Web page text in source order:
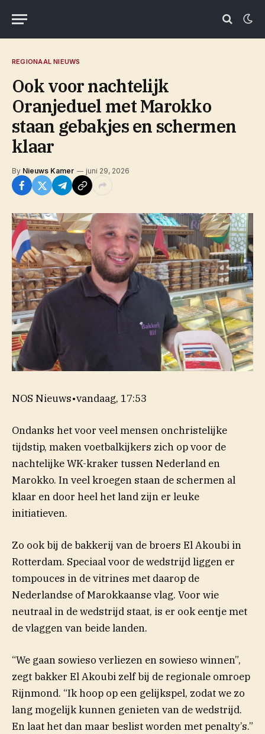
REGIONAAL NIEUWS
Ook voor nachtelijk
Oranjeduel met Marokko
staan gebakjes en schermen
klaar
By Nieuws Kamer juni 29, 2026
NOS Nieuws•vandaag, 17:53
Ondanks het voor veel mensen onchristelijke
tijdstip, maken voetbalkijkers zich op voor de
nachtelijke WK-kraker tussen Nederland en
Marokko. In veel kroegen staan de schermen al
klaar en door heel het land zijn er leuke
initiatieven.
Zo ook bij de bakkerij van de broers El Akoubi in
Rotterdam. Speciaal voor de wedstrijd liggen er
tompouces in de vitrines met daarop de
Nederlandse of Marokkaanse vlag. Voor wie
neutraal in de wedstrijd staat, is er ook eentje met
de vlaggen van beide landen.
“We gaan sowieso verliezen en sowieso winnen”,
zegt bakker El Akoubi zelf bij de regionale omroep
Rijnmond(opent in nieuw venster)
. “Ik hoop op een gelijkspel, zodat we zo
lang mogelijk kunnen genieten van de wedstrijd.
En laat het dan maar beslist worden met penalty’s.”